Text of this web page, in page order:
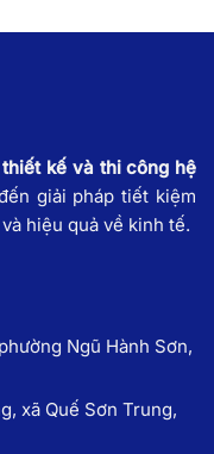
kế và thi công hệ
giải pháp tiết kiệm
hiệu quả về kinh tế.
Ngũ Hành Sơn,
xã Quế Sơn Trung,